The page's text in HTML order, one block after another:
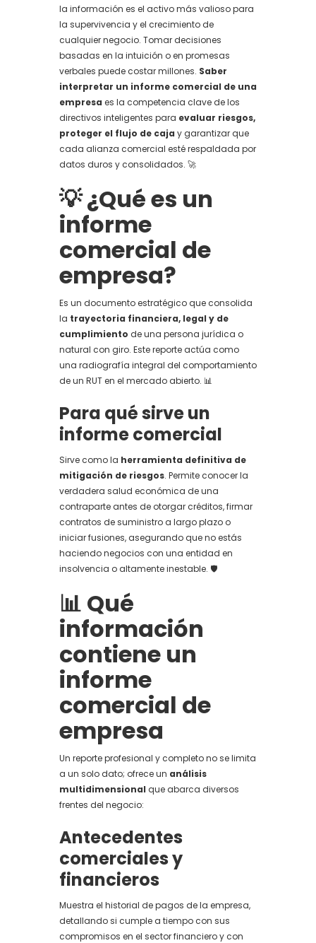
la información es el activo más valioso para
la supervivencia y el crecimiento de
cualquier negocio. Tomar decisiones
basadas en la intuición o en promesas
verbales puede costar millones. Saber
interpretar un informe comercial de una
empresa es la competencia clave de los
directivos inteligentes para evaluar riesgos,
proteger el flujo de caja y garantizar que
cada alianza comercial esté respaldada por
datos duros y consolidados. 🚀
💡 ¿Qué es un
informe
comercial de
empresa?
Es un documento estratégico que consolida
la trayectoria financiera, legal y de
cumplimiento de una persona jurídica o
natural con giro. Este reporte actúa como
una radiografía integral del comportamiento
de un RUT en el mercado abierto. 📊
Para qué sirve un
informe comercial
Sirve como la herramienta definitiva de
mitigación de riesgos. Permite conocer la
verdadera salud económica de una
contraparte antes de otorgar créditos, firmar
contratos de suministro a largo plazo o
iniciar fusiones, asegurando que no estás
haciendo negocios con una entidad en
insolvencia o altamente inestable. 🛡️
📊 Qué
información
contiene un
informe
comercial de
empresa
Un reporte profesional y completo no se limita
a un solo dato; ofrece un análisis
multidimensional que abarca diversos
frentes del negocio:
Antecedentes
comerciales y
financieros
Muestra el historial de pagos de la empresa,
detallando si cumple a tiempo con sus
compromisos en el sector financiero y con